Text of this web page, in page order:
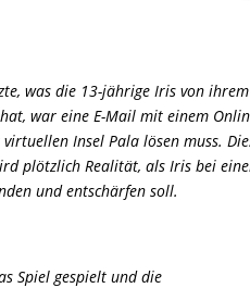
was die 13-jährige Iris von
war eine E-Mail mit einem
Insel Pala lösen muss.
plötzlich Realität, als Iris bei
und entschärfen soll.
Spiel gespielt und die